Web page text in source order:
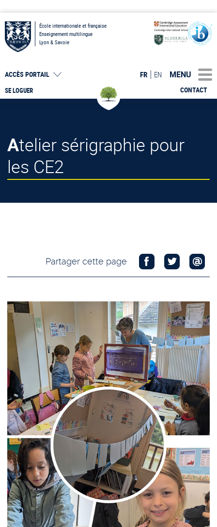
École internationale et française
Enseignement multilingue
Lyon & Savoie
SE LOGUER
ACCÈS PORTAIL
CONTACT
FR EN MENU
Atelier sérigraphie pour
les CE2
Partager cette page